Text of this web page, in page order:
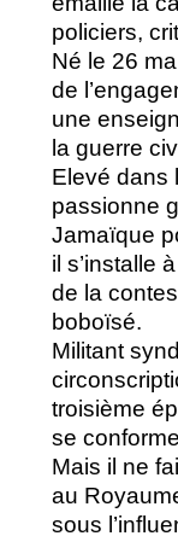
policiers,
Né le 26
de
une
la guerre
Elevé dans
passionne
Jamaïque
il s’installe
de la
boboïsé.
Militant
troisième
se
Mais il ne
au
sous